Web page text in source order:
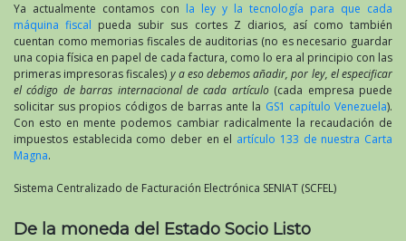
Ya actualmente contamos con la ley y la tecnología para que cada
máquina fiscal pueda subir sus cortes Z diarios, así como también
cuentan como memorias fiscales de auditorias (no es necesario guardar
una copia física en papel de cada factura, como lo era al principio con las
primeras impresoras fiscales) y a eso debemos añadir, por ley, el especificar
el código de barras internacional de cada artículo(cada empresa puede
solicitar sus propios códigos de barras ante la GS1 capítulo Venezuela).
Con esto en mente podemos cambiar radicalmente la recaudación de
impuestos establecida como deber en el artículo 133 de nuestra Carta
Magna.
Sistema Centralizado de Facturación Electrónica SENIAT (SCFEL)
De la moneda del Estado Socio Listo